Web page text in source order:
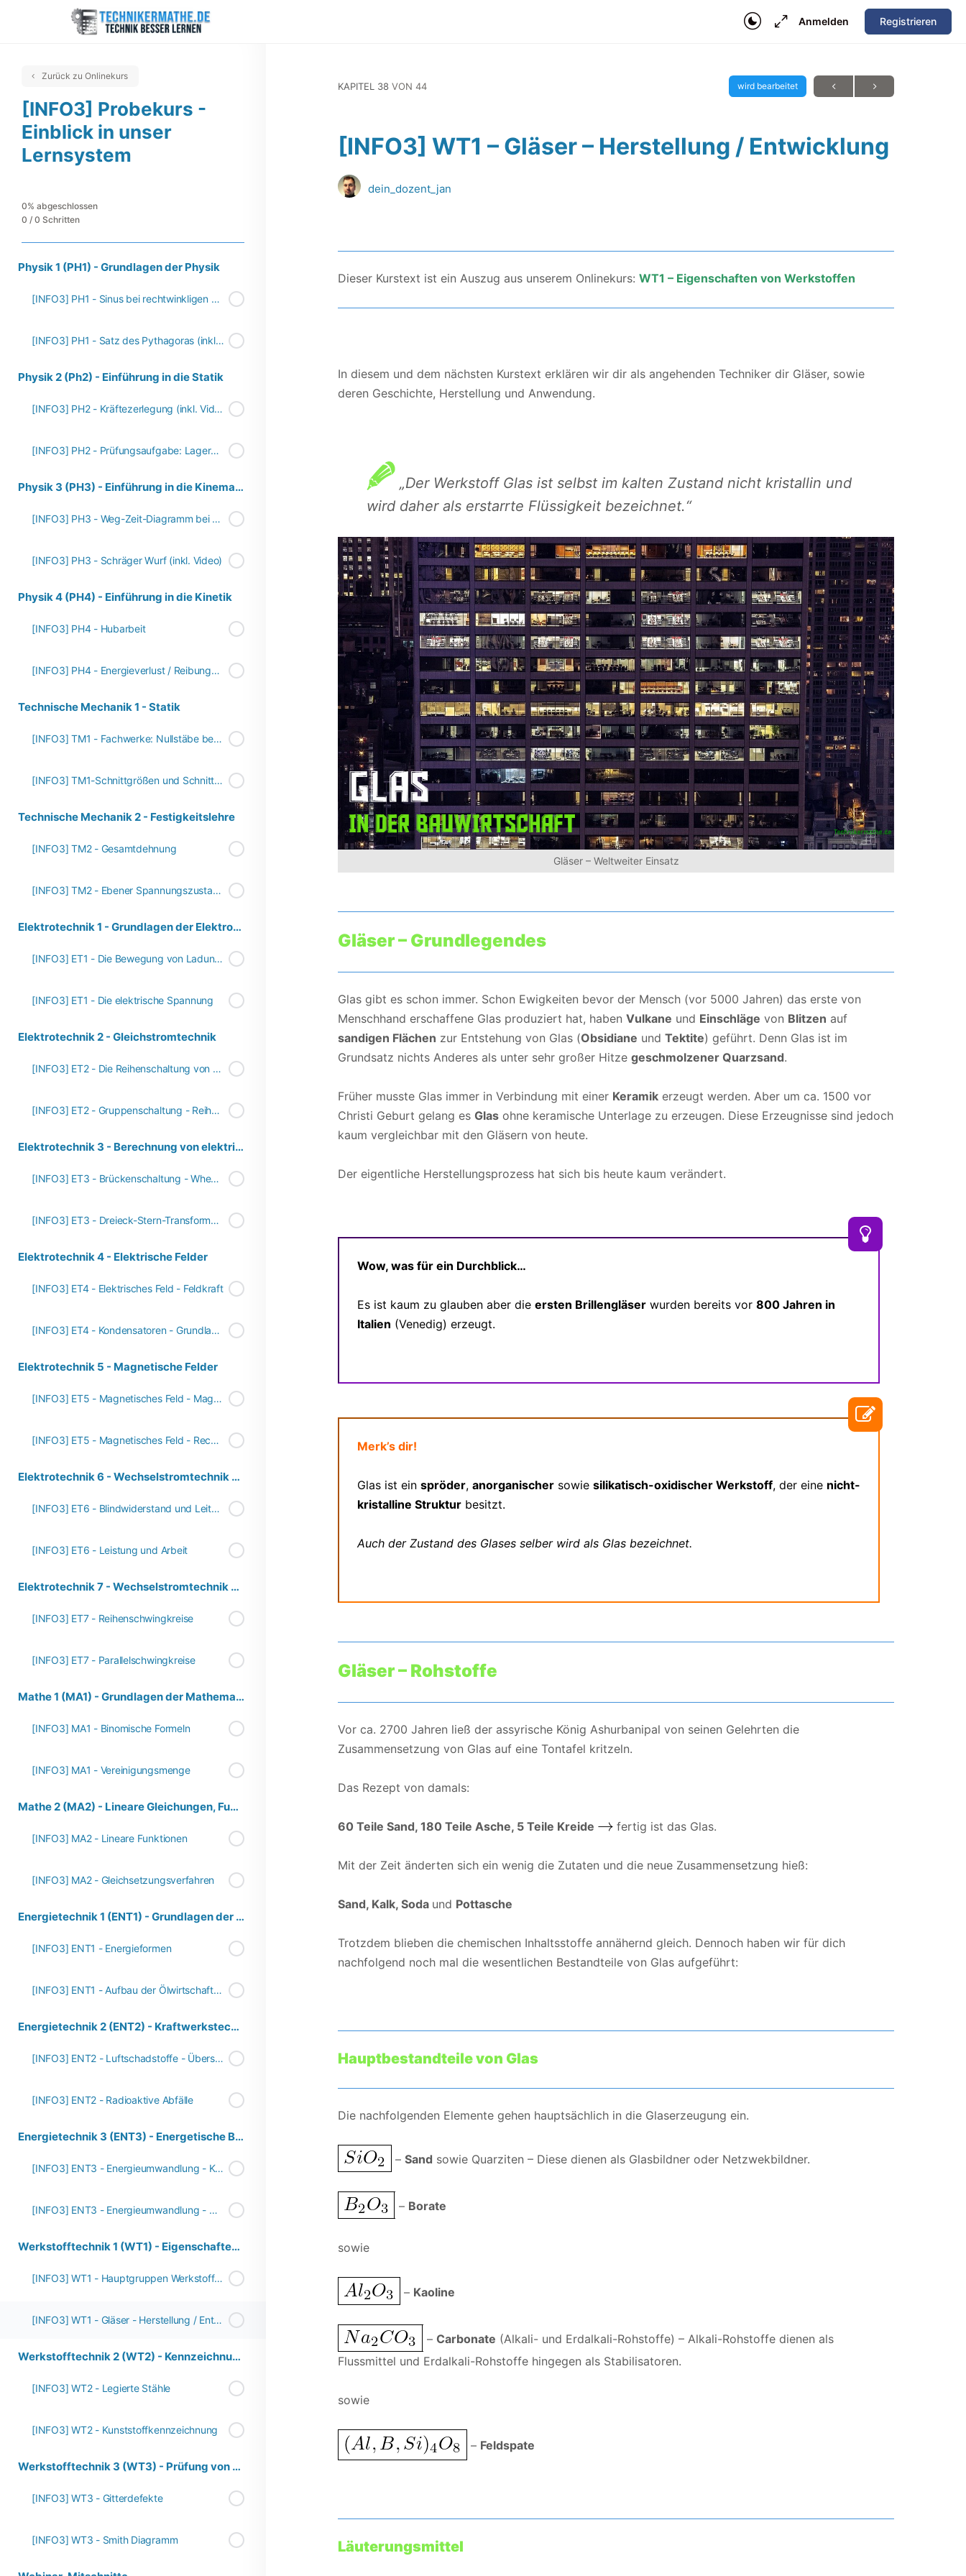
Anmelden Registrieren
Zurück zu Onlinekurs
[INFO3] Probekurs -
Einblick in unser
Lernsystem
0% abgeschlossen
0 / 0 Schritten
Physik 1 (PH1) - Grundlagen der Physik
[INFO3] PH1 - Sinus bei rechtwinkligen Dreiecken (inkl. Video)
[INFO3] PH1 - Satz des Pythagoras (inkl. Video)
Physik 2 (Ph2) - Einführung in die Statik
[INFO3] PH2 - Kräftezerlegung (inkl. Video)
[INFO3] PH2 - Prüfungsaufgabe: Lagerkräfte bestimmen (inkl. Video)
Physik 3 (PH3) - Einführung in die Kinematik
[INFO3] PH3 - Weg-Zeit-Diagramm bei gleichmäßig beschleunigter Bewegung (inkl. Video)
[INFO3] PH3 - Schräger Wurf (inkl. Video)
Physik 4 (PH4) - Einführung in die Kinetik
[INFO3] PH4 - Hubarbeit
[INFO3] PH4 - Energieverlust / Reibungsverlust
Technische Mechanik 1 - Statik
[INFO3] TM1 - Fachwerke: Nullstäbe bestimmen
[INFO3] TM1-Schnittgrößen und Schnittgrößenverläufe
Technische Mechanik 2 - Festigkeitslehre
[INFO3] TM2 - Gesamtdehnung
[INFO3] TM2 - Ebener Spannungszustand - Spannungstransformation
Elektrotechnik 1 - Grundlagen der Elektrotechnik
[INFO3] ET1 - Die Bewegung von Ladungsträgern
[INFO3] ET1 - Die elektrische Spannung
Elektrotechnik 2 - Gleichstromtechnik
[INFO3] ET2 - Die Reihenschaltung von Widerständen
[INFO3] ET2 - Gruppenschaltung - Reihen- und Parallelschaltung
Elektrotechnik 3 - Berechnung von elektrischen Netzwerken
[INFO3] ET3 - Brückenschaltung - Wheatstonsche Brücke
[INFO3] ET3 - Dreieck-Stern-Transformation - Erklärung
Elektrotechnik 4 - Elektrische Felder
[INFO3] ET4 - Elektrisches Feld - Feldkraft
[INFO3] ET4 - Kondensatoren - Grundlagen
Elektrotechnik 5 - Magnetische Felder
[INFO3] ET5 - Magnetisches Feld - Magnetische Wirkung und Phänomene
[INFO3] ET5 - Magnetisches Feld - Rechte-Hand-Regel
Elektrotechnik 6 - Wechselstromtechnik Teil 1
[INFO3] ET6 - Blindwiderstand und Leitwert
[INFO3] ET6 - Leistung und Arbeit
Elektrotechnik 7 - Wechselstromtechnik Teil 2
[INFO3] ET7 - Reihenschwingkreise
[INFO3] ET7 - Parallelschwingkreise
Mathe 1 (MA1) - Grundlagen der Mathematik
[INFO3] MA1 - Binomische Formeln
[INFO3] MA1 - Vereinigungsmenge
Mathe 2 (MA2) - Lineare Gleichungen, Funktionen und Gleichungssysteme
[INFO3] MA2 - Lineare Funktionen
[INFO3] MA2 - Gleichsetzungsverfahren
Energietechnik 1 (ENT1) - Grundlagen der Energieversorgung
[INFO3] ENT1 - Energieformen
[INFO3] ENT1 - Aufbau der Ölwirtschaft in Deutschland
Energietechnik 2 (ENT2) - Kraftwerkstechnik
[INFO3] ENT2 - Luftschadstoffe - Übersicht
[INFO3] ENT2 - Radioaktive Abfälle
Energietechnik 3 (ENT3) - Energetische Berechnungen
[INFO3] ENT3 - Energieumwandlung - Kraftwerke
[INFO3] ENT3 - Energieumwandlung - Wirkungsgrad
Werkstofftechnik 1 (WT1) - Eigenschaften von Werkstoffen
[INFO3] WT1 - Hauptgruppen Werkstoffe - Überblick
[INFO3] WT1 - Gläser - Herstellung / Entwicklung
Werkstofftechnik 2 (WT2) - Kennzeichnung von Werktstoffen
[INFO3] WT2 - Legierte Stähle
[INFO3] WT2 - Kunststoffkennzeichnung
Werkstofftechnik 3 (WT3) - Prüfung von Werkstoffen
[INFO3] WT3 - Gitterdefekte
[INFO3] WT3 - Smith Diagramm
KAPITEL 38 VON 44 wird bearbeitet
[INFO3] WT1 – Gläser – Herstellung / Entwicklung
dein_dozent_jan
Dieser Kurstext ist ein Auszug aus unserem Onlinekurs: WT1 – Eigenschaften von Werkstoffen
In diesem und dem nächsten Kurstext erklären wir dir als angehenden Techniker dir Gläser, sowie
deren Geschichte, Herstellung und Anwendung.
„Der Werkstoff Glas ist selbst im kalten Zustand nicht kristallin und
wird daher als erstarrte Flüssigkeit bezeichnet.“
Gläser – Weltweiter Einsatz
Gläser – Grundlegendes
Glas gibt es schon immer. Schon Ewigkeiten bevor der Mensch (vor 5000 Jahren) das erste von
Menschhand erschaffene Glas produziert hat, haben Vulkane und Einschläge von Blitzen auf
sandigen Flächen zur Entstehung von Glas (Obsidiane und Tektite) geführt. Denn Glas ist im
Grundsatz nichts Anderes als unter sehr großer Hitze geschmolzener Quarzsand.
Früher musste Glas immer in Verbindung mit einer Keramik erzeugt werden. Aber um ca. 1500 vor
Christi Geburt gelang es Glas ohne keramische Unterlage zu erzeugen. Diese Erzeugnisse sind jedoch
kaum vergleichbar mit den Gläsern von heute.
Der eigentliche Herstellungsprozess hat sich bis heute kaum verändert.
Wow, was für ein Durchblick…
Es ist kaum zu glauben aber die ersten Brillengläser wurden bereits vor 800 Jahren in
Italien (Venedig) erzeugt.
Merk’s dir!
Glas ist ein spröder, anorganischer sowie silikatisch-oxidischer Werkstoff, der eine nicht-
kristalline Struktur besitzt.
Auch der Zustand des Glases selber wird als Glas bezeichnet.
Gläser – Rohstoffe
Vor ca. 2700 Jahren ließ der assyrische König Ashurbanipal von seinen Gelehrten die
Zusammensetzung von Glas auf eine Tontafel kritzeln.
Das Rezept von damals:
60 Teile Sand, 180 Teile Asche, 5 Teile Kreide fertig ist das Glas.
Mit der Zeit änderten sich ein wenig die Zutaten und die neue Zusammensetzung hieß:
Sand, Kalk, Soda und Pottasche
Trotzdem blieben die chemischen Inhaltsstoffe annähernd gleich. Dennoch haben wir für dich
nachfolgend noch mal die wesentlichen Bestandteile von Glas aufgeführt:
Hauptbestandteile von Glas
Die nachfolgenden Elemente gehen hauptsächlich in die Glaserzeugung ein.
– Sand sowie Quarziten – Diese dienen als Glasbildner oder Netzwekbildner.
– Borate
sowie
– Kaoline
– Carbonate (Alkali- und Erdalkali-Rohstoffe) – Alkali-Rohstoffe dienen als
Flussmittel und Erdalkali-Rohstoffe hingegen als Stabilisatoren.
sowie
– Feldspate
Läuterungsmittel